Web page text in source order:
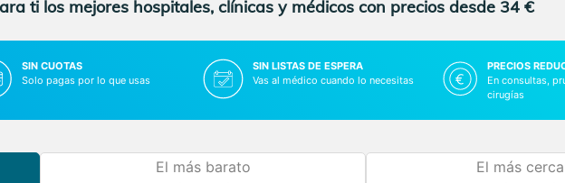
ti los mejores hospitales, clínicas y médicos con precios desde 34 €
SIN CUOTAS
Solo pagas por lo que usas
SIN LISTAS DE ESPERA
Vas al médico cuando lo necesitas
PRECIOS
En consultas,
cirugías
El más barato El más